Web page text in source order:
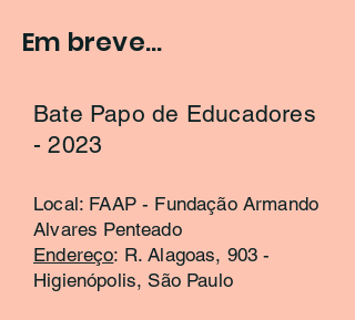
Em breve...
Bate Papo de Educadores
- 2023
Local: FAAP - Fundação Armando
Alvares Penteado
Endereço: R. Alagoas, 903 -
Higienópolis, São Paulo